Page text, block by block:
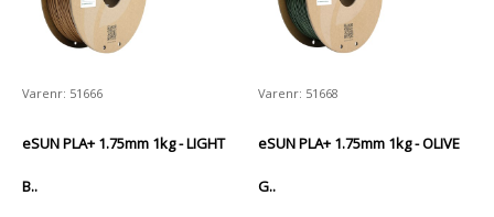
Varenr: 51666
eSUN PLA+ 1.75mm 1kg - LIGHT
B..
Varenr: 51668
eSUN PLA+ 1.75mm 1kg - OLIVE
G..